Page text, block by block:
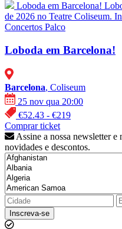
Loboda em Barcelona!
de 2026 no Teatre Coliseum.
Concertos Palco
Loboda em Barcelona!
Barcelona, Coliseum
25 nov qua 20:00
€52.43 - €219
Comprar ticket
Assine a nossa newsletter e
novidades e descontos.
Inscreva-se